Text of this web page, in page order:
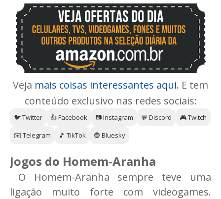
Veja mais coisas interessantes aqui. E tem
conteúdo exclusivo nas redes sociais:
🐦 Twitter 👍 Facebook 📷 Instagram 💬 Discord
🎮 Twitch
✉️ Telegram
🎵 TikTok 🔵 Bluesky
Jogos do Homem-Aranha
O Homem-Aranha sempre teve uma
ligação muito forte com videogames.